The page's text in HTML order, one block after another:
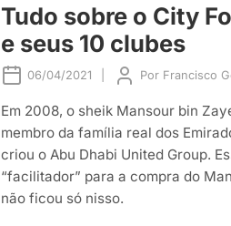
Tudo sobre o City
e seus 10 clubes
06/04/2021 Por Francisco
Em 2008, o sheik Mansour bin
membro da família real dos
criou o Abu Dhabi United Group.
“facilitador” para a compra do
não ficou só nisso.